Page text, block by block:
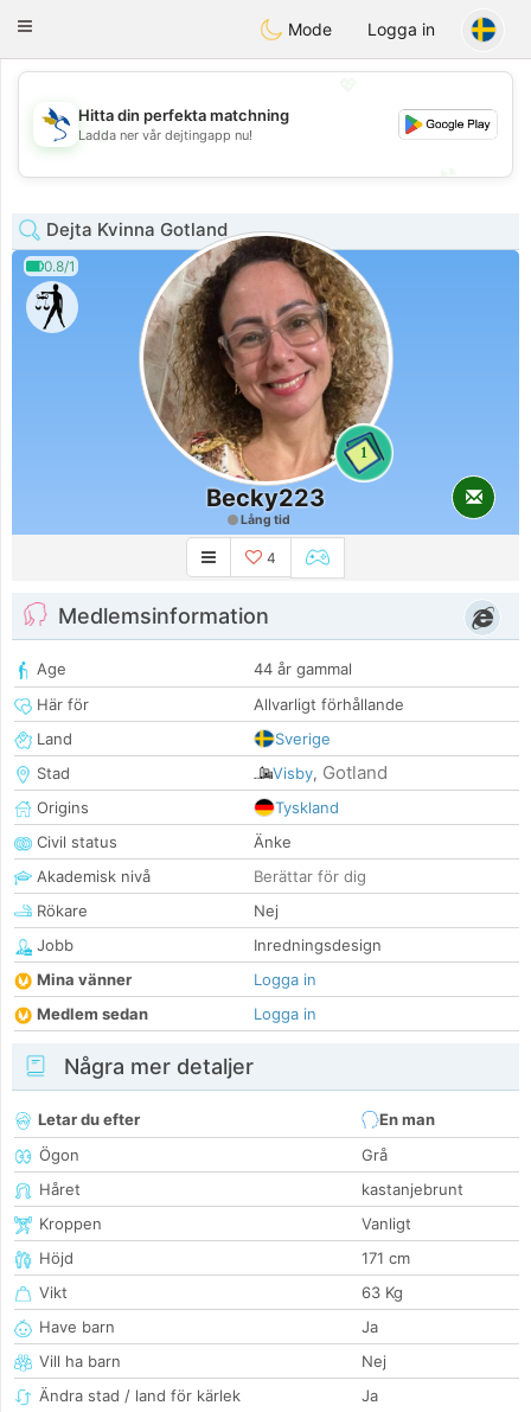
SvenskaDating
Toggle
Mode Logga in
💖
💕
Hitta din perfekta matchning
Ladda ner vår dejtingapp nu!
Dejta Kvinna Gotland
0.8/1
1
Becky223
Lång tid
4
Medlemsinformation
Age
44 år gammal
Här för
Allvarligt förhållande
Land
Sverige
Stad
Visby, Gotland
Origins
Tyskland
Civil status
Änke
Akademisk nivå
Berättar för dig
Rökare
Nej
Jobb
Inredningsdesign
Mina vänner
Logga in
Medlem sedan
Logga in
Några mer detaljer
Letar du efter
En man
Ögon
Grå
Håret
kastanjebrunt
Kroppen
Vanligt
Höjd
171 cm
Vikt
63 Kg
Have barn
Ja
Vill ha barn
Nej
Ändra stad / land för kärlek
Ja